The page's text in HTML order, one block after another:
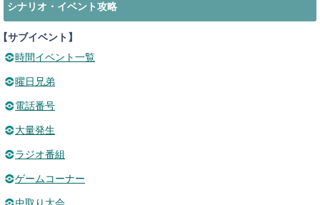
シナリオ・イベント攻略
サブイベント】
時間イベント一覧
曜日兄弟
電話番号
大量発生
ラジオ番組
ゲームコーナー